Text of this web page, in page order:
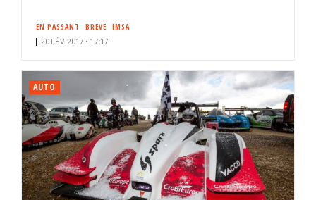
EN PASSANT BRÈVE IMSA
20 FÉV. 2017 • 17:17
AUTO